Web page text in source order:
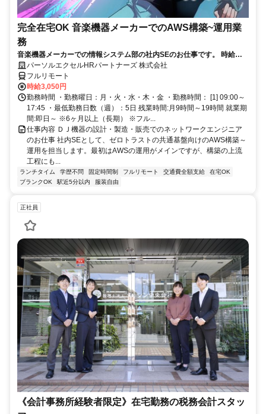
完全在宅OK 音楽機器メーカーでのAWS構築~運用業
務
音楽機器メーカーでの情報システム部の社内SEのお仕事です。 時給
3050円！基本はフル在宅が可能です！ （状況によって出社有り） AWS
構築の上流工程にも携われます！ご本人負担が約4割でとってもお得な
パナソニック健保に加入頂けます！
パーソルエクセルHRパートナーズ 株式会社
フルリモート
時給3,050円
勤務時間 ・勤務曜日：月・火・水・木・金 ・勤務時間： [1] 09:00～
17:45 ・最低勤務日数（週）：5日 残業時間:月9時間～19時間 就業期
間:即日～ ※6ヶ月以上（長期） ※フル...
仕事内容 ＤＪ機器の設計・製造・販売でのネットワークエンジニア
のお仕事 社内SEとして、ゼロトラストの共通基盤向けのAWS構築～
運用を担当します。最初はAWSの運用がメインですが、構築の上流
工程にも...
ランチタイム 学歴不問 固定時間制 フルリモート 交通費全額支給
在宅OK
ブランクOK
駅近5分以内 服装自由
正社員
《会計事務所経験者限定》在宅勤務の税務会計スタッ